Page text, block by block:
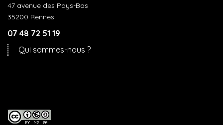
47 avenue des Pays-Bas
35200 Rennes
07 48 72 51 19
Qui sommes-nous ?